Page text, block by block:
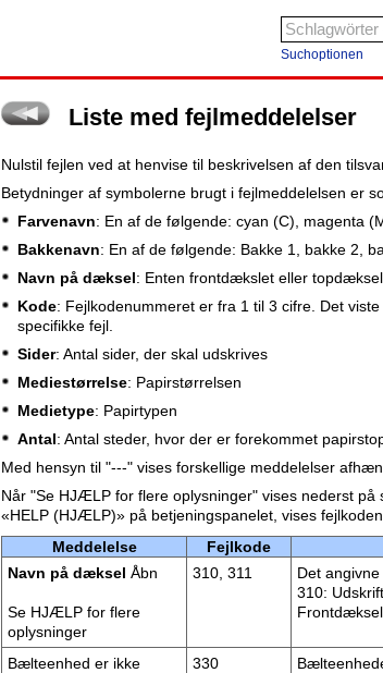
Suchoptionen
Liste med fejlmeddelelser
Nulstil fejlen ved at henvise til beskrivelsen af den
Betydninger af symbolerne brugt i fejlmeddelelsen er
Farvenavn: En af de følgende: cyan (C), magenta
Bakkenavn: En af de følgende: Bakke 1, bakke 2,
Navn på dæksel: Enten frontdækslet eller
Kode: Fejlkodenummeret er fra 1 til 3 cifre. Det
specifikke fejl.
Sider: Antal sider, der skal udskrives
Mediestørrelse: Papirstørrelsen
Medietype: Papirtypen
Antal: Antal steder, hvor der er forekommet
Med hensyn til "---" vises forskellige meddelelser
Når "Se HJÆLP for flere oplysninger" vises nederst
«HELP (HJÆLP)» på betjeningspanelet, vises
Meddelelse
Fejlkode
Navn på dæksel Åbn
Se HJÆLP for flere
oplysninger
310, 311
Det
310:
Frontdæksel
Bælteenhed er ikke
330